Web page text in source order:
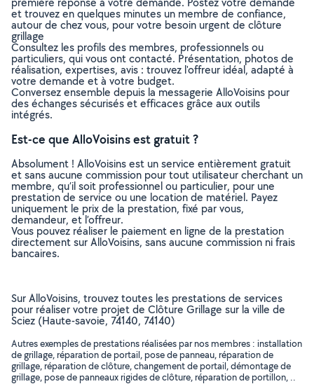
et trouvez en quelques minutes un membre de confiance,
autour de chez vous, pour votre besoin urgent de clôture
grillage
Consultez les profils des membres, professionnels ou
particuliers, qui vous ont contacté. Présentation, photos de
réalisation, expertises, avis : trouvez l'offreur idéal, adapté à
votre demande et à votre budget.
Conversez ensemble depuis la messagerie AlloVoisins pour
des échanges sécurisés et efficaces grâce aux outils
intégrés.
Est-ce que AlloVoisins est gratuit ?
Absolument ! AlloVoisins est un service entièrement gratuit
et sans aucune commission pour tout utilisateur cherchant un
membre, qu’il soit professionnel ou particulier, pour une
prestation de service ou une location de matériel. Payez
uniquement le prix de la prestation, fixé par vous,
demandeur, et l’offreur.
Vous pouvez réaliser le paiement en ligne de la prestation
directement sur AlloVoisins, sans aucune commission ni frais
bancaires.
Sur AlloVoisins, trouvez toutes les prestations de services
pour réaliser votre projet de Clôture Grillage sur la ville de
Sciez (Haute-savoie, 74140, 74140)
Autres exemples de prestations réalisées par nos membres : installation
de grillage, réparation de portail, pose de panneau, réparation de
grillage, réparation de clôture, changement de portail, démontage de
grillage, pose de panneaux rigides de clôture, réparation de portillon, ..